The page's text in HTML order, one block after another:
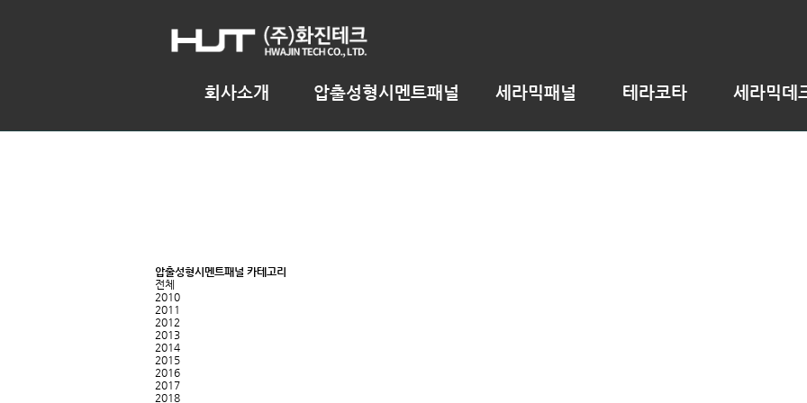
회사소개 압출성형시멘트패널 세라믹패널 테라코타 세라믹데
압출성형시멘트패널 카테고리
전체
2010
2011
2012
2013
2014
2015
2016
2017
2018